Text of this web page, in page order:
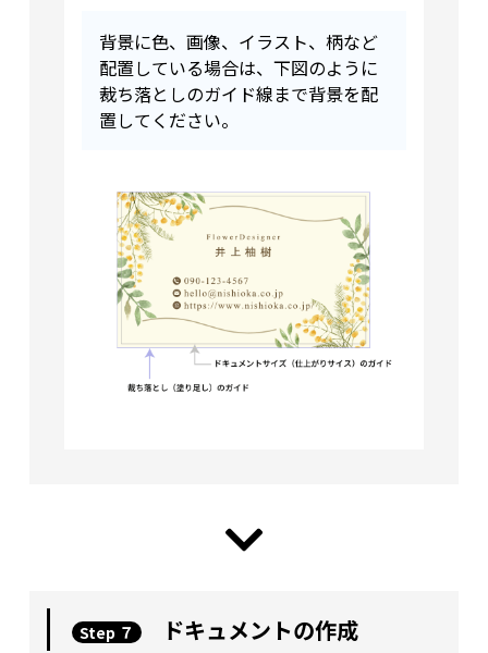
背景に色、画像、イラスト、柄など
配置している場合は、下図のように
裁ち落としのガイド線まで背景を配
置してください。
Step ７ ドキュメントの作成